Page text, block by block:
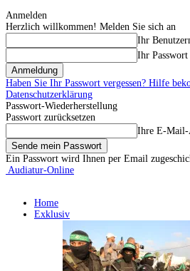
Anmelden
Herzlich willkommen! Melden Sie sich an
Ihr
Ihr Passwort
Haben Sie Ihr Passwort vergessen? Hilfe
Datenschutzerklärung
Passwort-Wiederherstellung
Passwort zurücksetzen
Ihre E-Mail-
Ein Passwort wird Ihnen per Email
Audiatur-Online
Home
Exklusiv